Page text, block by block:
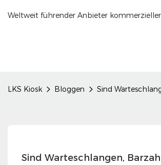
Weltweit führender Anbieter kommerzieller
LKS Kiosk Bloggen Sind
Sind Warteschlangen,